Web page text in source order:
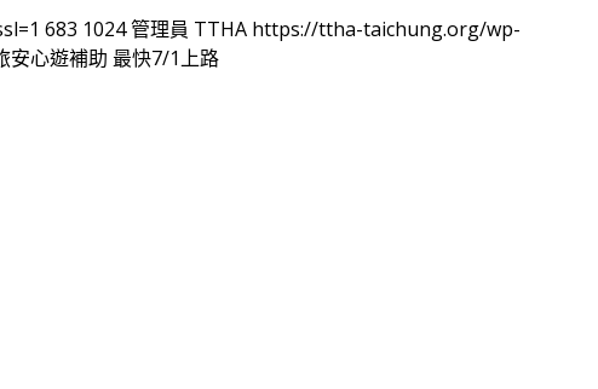
683 1024管理員 TTHA https://ttha-taichung.org/wp-
安心遊補助 最快7/1上路